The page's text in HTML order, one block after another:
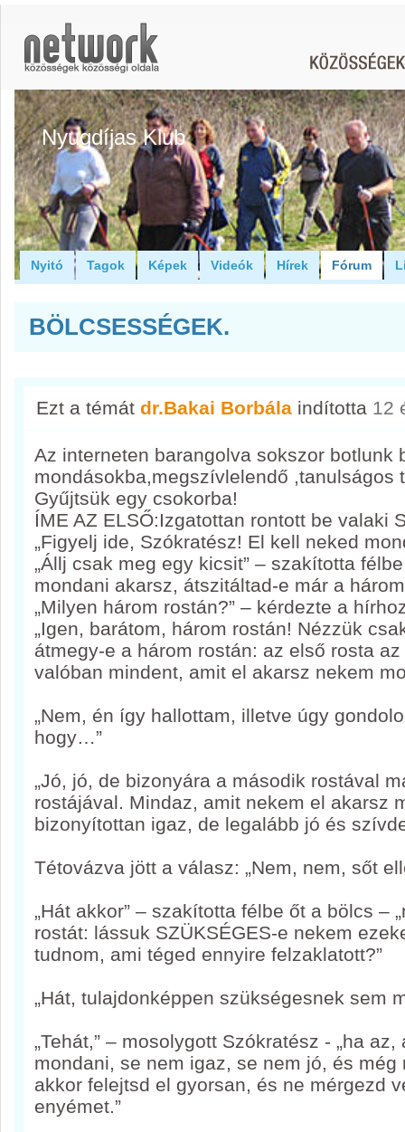
Nyugdíjas Klub
Nyitó Tagok Képek Videók Hírek Fórum
BÖLCSESSÉGEK.
Ezt a témát dr.Bakai Borbála indította 12
Az interneten barangolva sokszor botlunk
mondásokba,megszívlelendő ,tanulságos
Gyűjtsük egy csokorba!
ÍME AZ ELSŐ:Izgatottan rontott be valaki
„Figyelj ide, Szókratész! El kell neked
„Állj csak meg egy kicsit” – szakította
mondani akarsz, átszitáltad-e már a
„Milyen három rostán?” – kérdezte a
„Igen, barátom, három rostán! Nézzük
átmegy-e a három rostán: az első rosta
valóban mindent, amit el akarsz nekem
„Nem, én így hallottam, illetve úgy
hogy…”
„Jó, jó, de bizonyára a második rostával
rostájával. Mindaz, amit nekem el akarsz
bizonyítottan igaz, de legalább jó és
Tétovázva jött a válasz: „Nem, nem, sőt
„Hát akkor” – szakította félbe őt a bölcs –
rostát: lássuk SZÜKSÉGES-e nekem
tudnom, ami téged ennyire felzaklatott?”
„Hát, tulajdonképpen szükségesnek sem
„Tehát,” – mosolygott Szókratész - „ha
mondani, se nem igaz, se nem jó, és
akkor felejtsd el gyorsan, és ne mérgezd
enyémet.”